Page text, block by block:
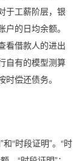
于工薪阶层，银
的日均余额。
看借款人的进出
自有的模型测算
偿还债务。
“时段证明”。“时